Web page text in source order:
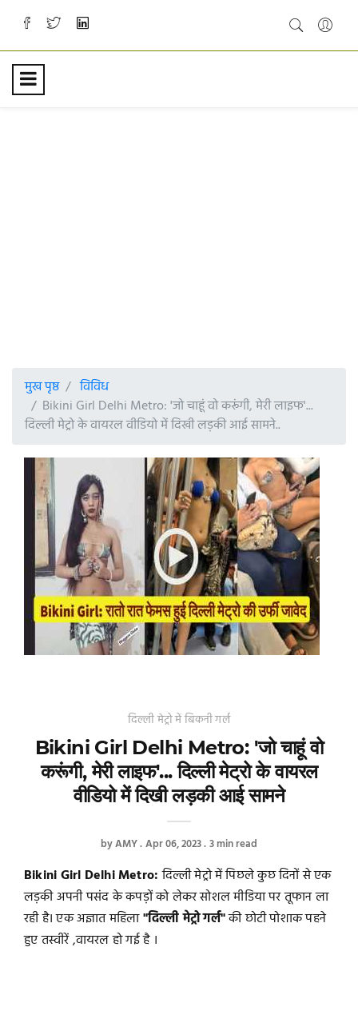
मुख पृष्ठ
विविध
Bikini Girl Delhi Metro: 'जो चाहूं वो करूंगी, मेरी लाइफ'...
दिल्‍ली मेट्रो के वायरल वीडियो में दिखी लड़की आई सामने..
दिल्ली मेट्रो में बिकनी गर्ल
Bikini Girl Delhi Metro: 'जो चाहूं वो
करूंगी, मेरी लाइफ'... दिल्‍ली मेट्रो के वायरल
वीडियो में दिखी लड़की आई सामने
byAMY Apr 06, 2023 3 min read
Bikini Girl Delhi Metro:दिल्ली मेट्रो में पिछले कुछ दिनों से एक
लड़की अपनी पसंद के कपड़ों को लेकर सोशल मीडिया पर तूफान ला
रही है। एक अज्ञात महिला"दिल्ली मेट्रो गर्ल"की छोटी पोशाक पहने
हुए तस्वीरें ,वायरल हो गई है ।